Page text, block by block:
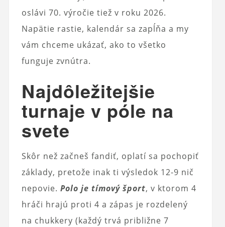
oslávi 70. výročie tiež v roku 2026.
Napätie rastie, kalendár sa zapĺňa a my
vám chceme ukázať, ako to všetko
funguje zvnútra.
Najdôležitejšie
turnaje v póle na
svete
Skôr než začneš fandiť, oplatí sa pochopiť
základy, pretože inak ti výsledok 12-9 nič
nepovie. Polo je tímový šport, v ktorom 4
hráči hrajú proti 4 a zápas je rozdelený
na chukkery (každý trvá približne 7